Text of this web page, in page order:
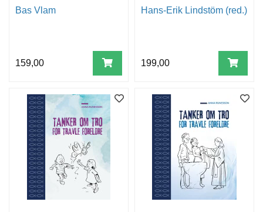
Bas Vlam
159,00
Hans-Erik Lindstöm (red.)
199,00